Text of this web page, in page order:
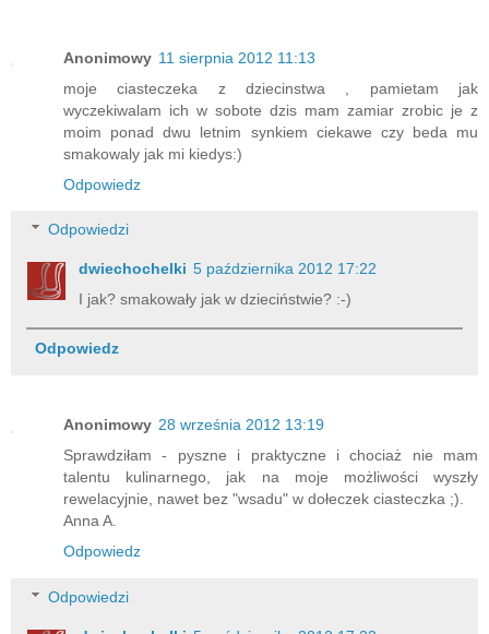
Anonimowy 11 sierpnia 2012 11:13
moje ciasteczeka z dziecinstwa , pamietam jak
wyczekiwalam ich w sobote dzis mam zamiar zrobic je z
moim ponad dwu letnim synkiem ciekawe czy beda mu
smakowaly jak mi kiedys:)
Odpowiedz
Odpowiedzi
dwiechochelki 5 października 2012 17:22
I jak? smakowały jak w dzieciństwie? :-)
Odpowiedz
Anonimowy 28 września 2012 13:19
Sprawdziłam - pyszne i praktyczne i chociaż nie mam
talentu kulinarnego, jak na moje możliwości wyszły
rewelacyjnie, nawet bez "wsadu" w dołeczek ciasteczka ;).
Anna A.
Odpowiedz
Odpowiedzi